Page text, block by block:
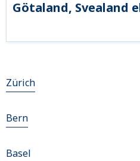
Götaland, Svealand
Zürich
Bern
Basel